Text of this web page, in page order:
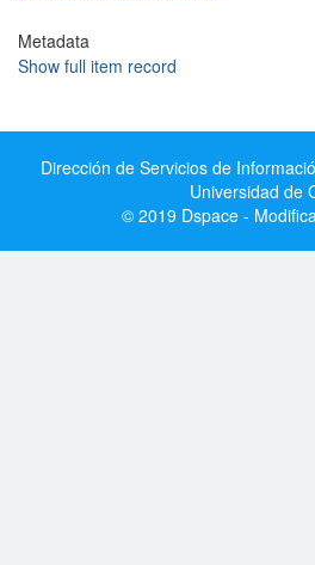
Metadata
Show full item record
Dirección de Servicios de
Universidad de
© 2019 Dspace -